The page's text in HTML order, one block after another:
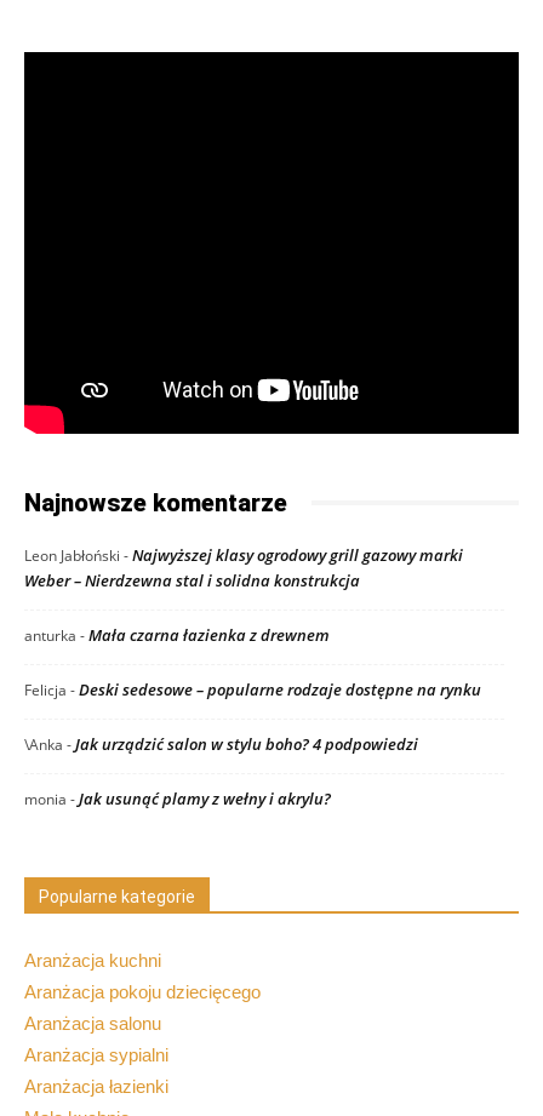
Najnowsze komentarze
Leon Jabłoński -Najwyższej klasy ogrodowy grill gazowy marki
Weber – Nierdzewna stal i solidna konstrukcja
anturka -Mała czarna łazienka z drewnem
Felicja -Deski sedesowe – popularne rodzaje dostępne na rynku
\Anka -Jak urządzić salon w stylu boho? 4 podpowiedzi
monia -Jak usunąć plamy z wełny i akrylu?
Popularne kategorie
Aranżacja kuchni
Aranżacja pokoju dziecięcego
Aranżacja salonu
Aranżacja sypialni
Aranżacja łazienki